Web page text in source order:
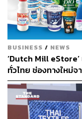
จึงเกิดเป็นแคมเปญ
SOS, SC Asset บริ
Creation for Good
บ้านให้ทุกๆ เช้าที่ตื่น
Asiola คลาวด์ฟันดิ้ง
คันใหม่ เพื่อขยายขอ
SOS ให้มากขึ้นกว่าเดิ
BUSINESS / NEWS
‘Dutch Mill
ทั่วไทย ช่องทางใหม่
ประเทศ ส่งไว สั่งก่อ
เย็นตรงจากโรงงาน